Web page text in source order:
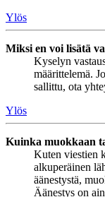
Ylös
Miksi en voi lisätä
Kyselyn
määrittelemä.
sallittu, ota
Ylös
Kuinka muokkaan
Kuten viestien
alkuperäinen
äänestystä,
Äänestys on